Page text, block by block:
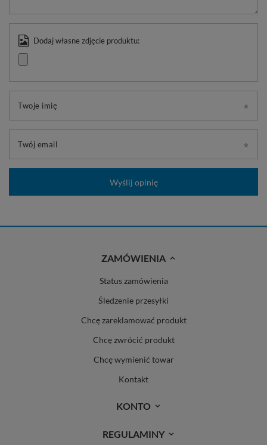
Dodaj własne zdjęcie produktu:
Twoje imię
Twój email
Wyślij opinię
ZAMÓWIENIA
Status zamówienia
Śledzenie przesyłki
Chcę zareklamować produkt
Chcę zwrócić produkt
Chcę wymienić towar
Kontakt
KONTO
REGULAMINY